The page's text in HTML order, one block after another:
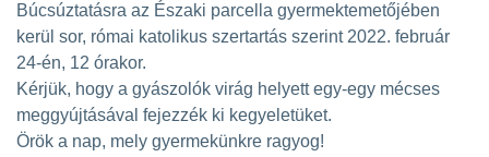
Búcsúztatásra az Északi parcella gyermektemetőjében
kerül sor, római katolikus szertartás szerint 2022. február
24-én, 12 órakor.
Kérjük, hogy a gyászolók virág helyett egy-egy mécses
meggyújtásával fejezzék ki kegyeletüket.
Örök a nap, mely gyermekünkre ragyog!